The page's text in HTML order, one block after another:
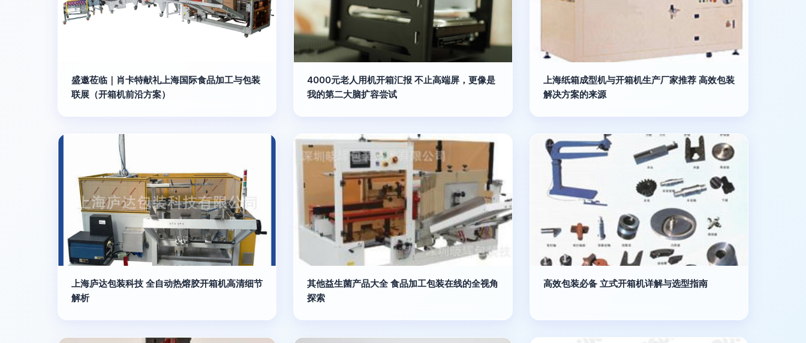
盛邀莅临｜肖卡特献礼上海国际食品加工与包装
联展（开箱机前沿方案）
4000元老人用机开箱汇报 不止高端屏，更像是
我的第二大脑扩容尝试
上海纸箱成型机与开箱机生产厂家推荐 高效包装
解决方案的来源
上海庐达包装科技 全自动热熔胶开箱机高清细节
解析
其他益生菌产品大全 食品加工包装在线的全视角
探索
高效包装必备 立式开箱机详解与选型指南